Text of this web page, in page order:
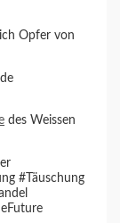
Opfer von
des Weissen
#Täuschung